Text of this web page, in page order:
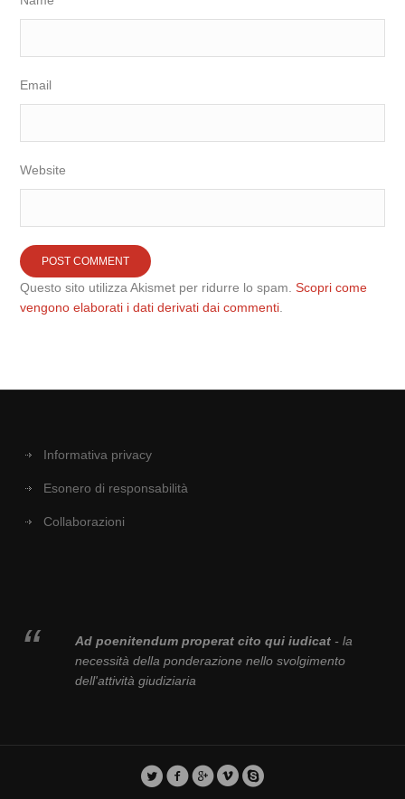
Email
Website
Questo sito utilizza Akismet per ridurre lo spam.Scopri come
vengono elaborati i dati derivati dai commenti
Informativa privacy
Esonero di responsabilità
Collaborazioni
Ad poenitendum properat cito qui iudicat- la
necessità della ponderazione nello svolgimento
dell'attività giudiziaria